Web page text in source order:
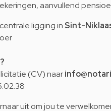
aanvullend
ligging inSint-
(CV) naar
uit om jou te